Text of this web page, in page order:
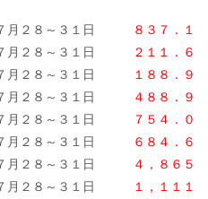
２８～３１日
８３７．１
月２８～３１日
２１１．６
月２８～３１日
１８８．９
２８～３１日
４８８．９
２８～３１日
７５４．０
２８～３１日
６８４．６
月２８～３１日
４，８６５
２８～３１日
１，１１１